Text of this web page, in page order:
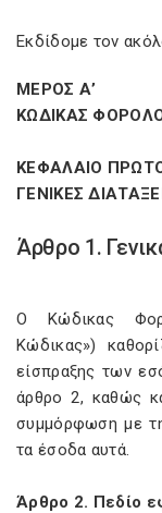
Εκδίδομε τον
ΜΕΡΟΣ Α’
ΚΩΔΙΚΑΣ
ΚΕΦΑΛΑΙΟ
ΓΕΝΙΚΕΣ
Άρθρο 1.
Ο Κώδικας
Κώδικας»)
είσπραξης των
άρθρο 2, καθώς
συμμόρφωση με
τα έσοδα αυτά.
Άρθρο 2. Πεδίο